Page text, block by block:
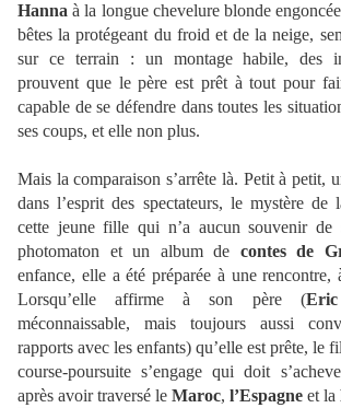
Hanna à la longue chevelure blonde
bêtes la protégeant du froid et de la neige,
sur ce terrain : un montage habile, des
prouvent que le père est prêt à tout pour
capable de se défendre dans toutes les
ses coups, et elle non plus.
Mais la comparaison s’arrête là. Petit à petit,
dans l’esprit des spectateurs, le mystère de
cette jeune fille qui n’a aucun souvenir de
photomaton et un album de contes de
enfance, elle a été préparée à une rencontre,
Lorsqu’elle affirme à son père (
méconnaissable, mais toujours aussi
rapports avec les enfants) qu’elle est prête, le
course-poursuite s’engage qui doit
après avoir traversé le Maroc, l’Espagne et la